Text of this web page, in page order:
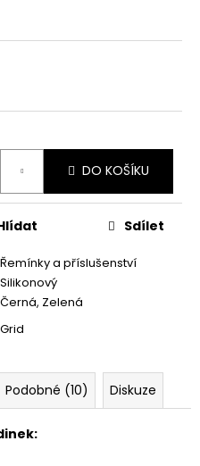
DO KOŠÍKU
Řemínky a příslušenství
Silikonový
Černá, Zelená
Grid
Sdílet
Podobné (10) Diskuze